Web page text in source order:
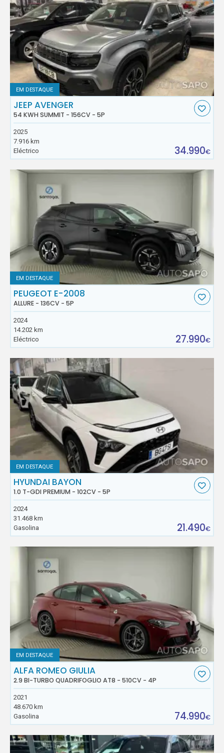
EM DESTAQUE
JEEP AVENGER
54 KWH SUMMIT - 156CV - 5P
2025
7.916 km
Eléctrico
34.990€
EM DESTAQUE
PEUGEOT E-2008
ALLURE - 136CV - 5P
2024
14.202 km
Eléctrico
27.990€
EM DESTAQUE
HYUNDAI BAYON
1.0 T-GDI PREMIUM - 102CV - 5P
2024
31.468 km
Gasolina
21.490€
EM DESTAQUE
ALFA ROMEO GIULIA
2.9 BI-TURBO QUADRIFOGLIO AT8 - 510CV - 4P
2021
48.670 km
Gasolina
74.990€